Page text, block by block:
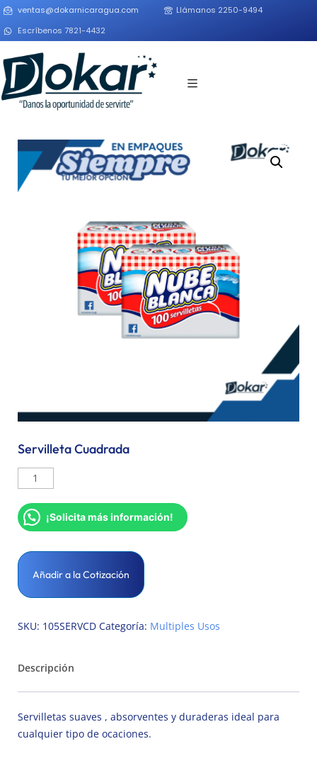
ventas@dokarnicaragua.com
Llámanos 2250-9494
Escríbenos 7821-4432
Servilleta Cuadrada
¡Solicita más información!
Añadir a la Cotización
SKU: 105SERVCD Categoría: Multiples Usos
Descripción
Servilletas suaves , absorventes y duraderas ideal para
cualquier tipo de ocaciones.